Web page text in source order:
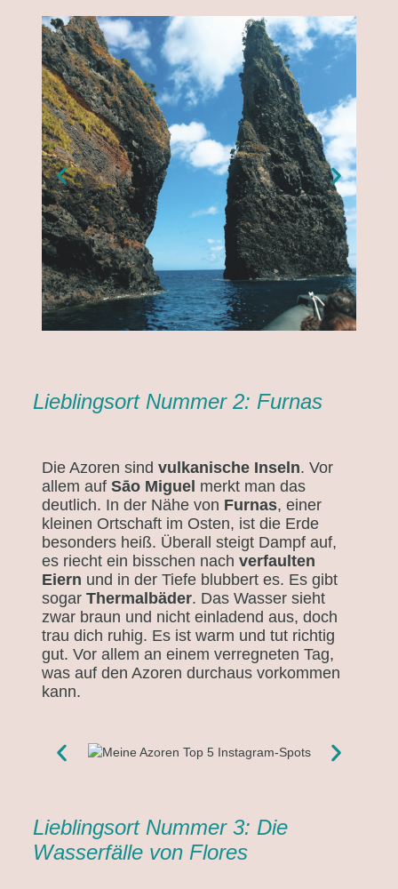
Lieblingsort Nummer 2: Furnas
Die Azoren sind vulkanische Inseln. Vor
allem auf Sāo Miguel merkt man das
deutlich. In der Nähe von Furnas, einer
kleinen Ortschaft im Osten, ist die Erde
besonders heiß. Überall steigt Dampf auf,
es riecht ein bisschen nach verfaulten
Eiern und in der Tiefe blubbert es. Es gibt
sogar Thermalbäder. Das Wasser sieht
zwar braun und nicht einladend aus, doch
trau dich ruhig. Es ist warm und tut richtig
gut. Vor allem an einem verregneten Tag,
was auf den Azoren durchaus vorkommen
kann.
Lieblingsort Nummer 3: Die
Wasserfälle von Flores